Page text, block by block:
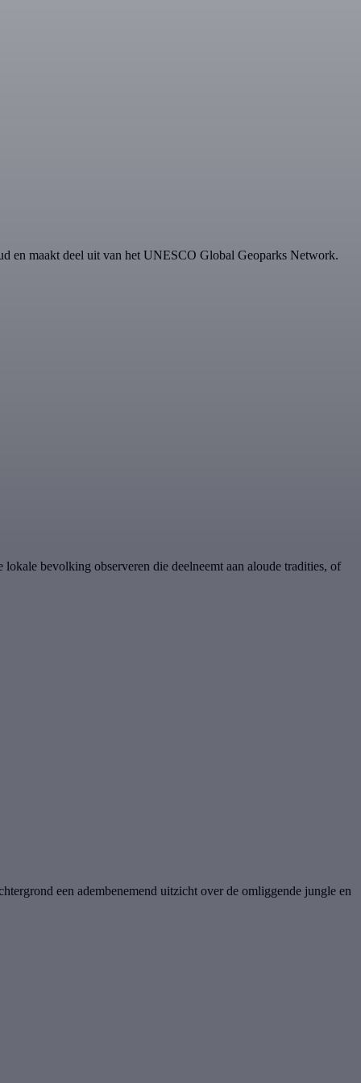
en maakt deel uit van het UNESCO Global Geoparks Network.
bevolking observeren die deelneemt aan aloude tradities, of
een adembenemend uitzicht over de omliggende jungle en